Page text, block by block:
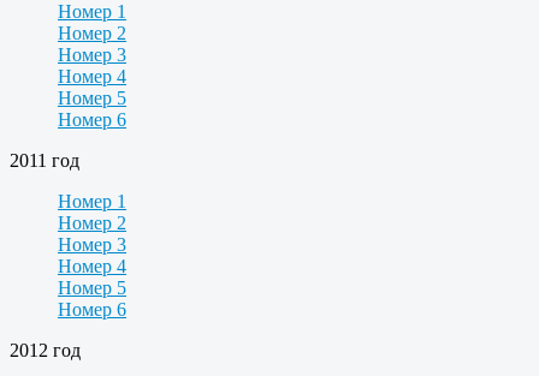
Номер 1
Номер 2
Номер 3
Номер 4
Номер 5
Номер 6
2011 год
Номер 1
Номер 2
Номер 3
Номер 4
Номер 5
Номер 6
2012 год